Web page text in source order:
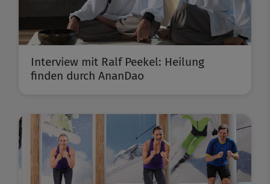
Interview mit Ralf Peekel: Heilung
finden durch AnanDao